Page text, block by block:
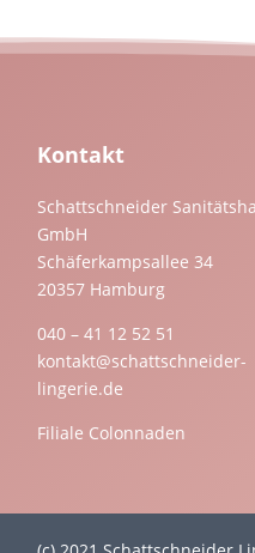
Kontakt
Schattschneider
GmbH
Schäferkampsallee 34
20357 Hamburg
040 – 41 12 52 51
kontakt@schattschneider-
lingerie.de
Filiale Colonnaden